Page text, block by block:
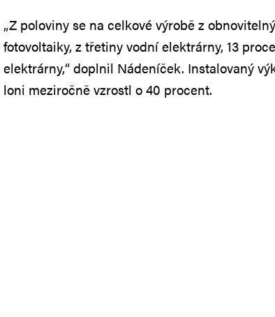
„Z poloviny se na celkové výrobě z
fotovoltaiky, z třetiny vodní elektrárny, 13
elektrárny,“ doplnil Nádeníček. Instalovaný
loni meziročně vzrostl o 40 procent.